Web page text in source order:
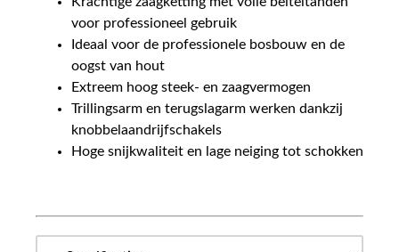
voor professioneel gebruik
Ideaal voor de professionele bosbouw en de
oogst van hout
Extreem hoog steek- en zaagvermogen
Trillingsarm en terugslagarm werken dankzij
knobbelaandrijfschakels
Hoge snijkwaliteit en lage neiging tot schokken